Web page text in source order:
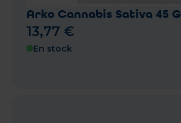
Arko Cannabis Sativa 45
13,77 €
En stock